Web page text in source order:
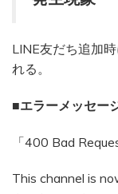
LINE友だち追加
れる。
■エラーメッセー
「400 Bad
This channel is